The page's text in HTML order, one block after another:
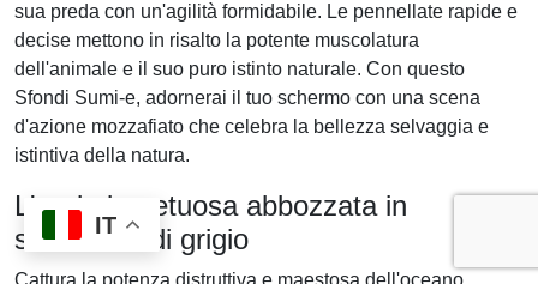
sua preda con un'agilità formidabile. Le pennellate rapide e
decise mettono in risalto la potente muscolatura
dell'animale e il suo puro istinto naturale. Con questo
Sfondi Sumi-e, adornerai il tuo schermo con una scena
d'azione mozzafiato che celebra la bellezza selvaggia e
istintiva della natura.
L'onda impetuosa abbozzata in
sfumature di grigio
IT